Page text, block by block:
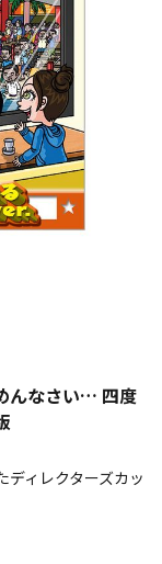
んなさい… 四度
ィレクターズカッ